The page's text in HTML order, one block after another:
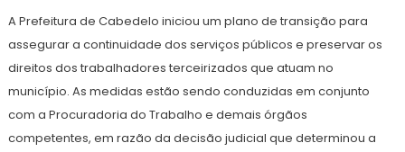
A Prefeitura de Cabedelo iniciou um plano de transição para
assegurar a continuidade dos serviços públicos e preservar os
direitos dos trabalhadores terceirizados que atuam no
município. As medidas estão sendo conduzidas em conjunto
com a Procuradoria do Trabalho e demais órgãos
competentes, em razão da decisão judicial que determinou a